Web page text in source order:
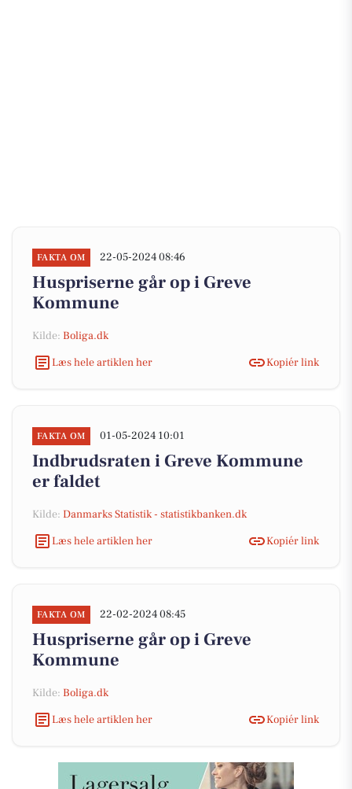
FAKTA OM 22-05-2024 08:46
Huspriserne går op i Greve
Kommune
Kilde: Boliga.dk
Læs hele artiklen her
Kopiér link
FAKTA OM 01-05-2024 10:01
Indbrudsraten i Greve Kommune
er faldet
Kilde: Danmarks Statistik - statistikbanken.dk
Læs hele artiklen her
Kopiér link
FAKTA OM 22-02-2024 08:45
Huspriserne går op i Greve
Kommune
Kilde: Boliga.dk
Læs hele artiklen her
Kopiér link